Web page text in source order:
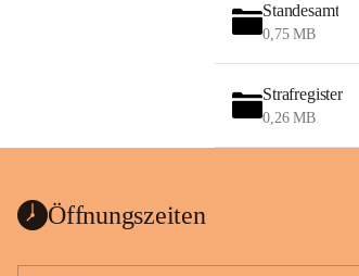
Standesamt
0,75 MB
Strafregister
0,26 MB
Öffnungszeiten